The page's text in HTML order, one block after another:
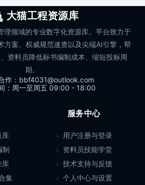
大猫工程资源库
理领域的专业数字化资源库。平台致力于
方案、权威规范速查以及尖端AI引擎，帮
资料员降低标书编制成本、缩短投标周
期。
作：bbf4031@outlook.com
：周一至周五 09:00 - 18:00
库
制
库
集
服务中心
用户注册与登录
资料员技能学堂
技术支持与反馈
个人中心与设置